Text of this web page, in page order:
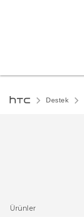
Destek
Ürünler